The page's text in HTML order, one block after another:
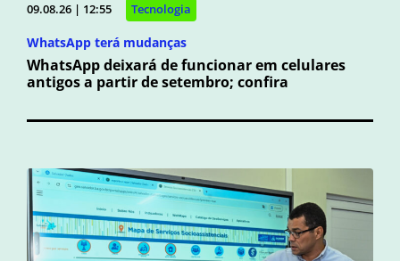
09.08.26 | 12:55 Tecnologia
WhatsApp terá mudanças
WhatsApp deixará de funcionar em celulares
antigos a partir de setembro; confira